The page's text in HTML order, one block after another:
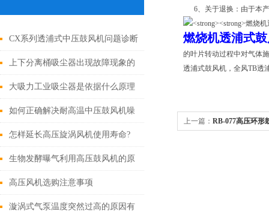
CX系列透浦式中压鼓风机问题诊断
与自行解决方案
上下分离桶吸尘器出现故障现象的
应对措施
大吸力工业吸尘器是依据什么原理
进行工作的？
如何正确解决耐高温中压鼓风机噪
音大的问题？
怎样延长高压旋涡风机使用寿命?
生物发酵曝气利用高压鼓风机的原
理是什么？
高压风机选购注意事项
漩涡式气泵温度突然过高的原因有
6、关于退换：由于本产
燃烧机透浦式
的叶片转动过程中对气体
透浦式鼓风机，全风TB透
上一篇： RB-077高压环形